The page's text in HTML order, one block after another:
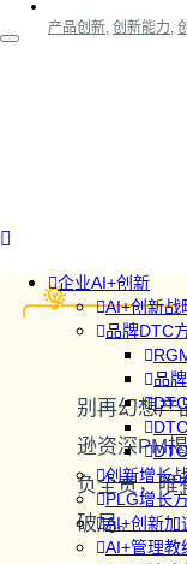
企业AI+创新
AI+创新战
品牌DTC
品
创新增长
PLG增长
AI+创新加
AI+管理教
产品创新 创新能力
别再幻想产
逊资深PM
负全责，唯
破局。